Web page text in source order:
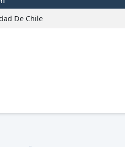
De Chile